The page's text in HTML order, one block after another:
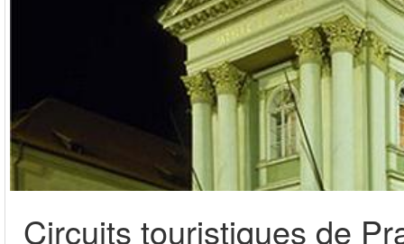
Circuits touristiques de